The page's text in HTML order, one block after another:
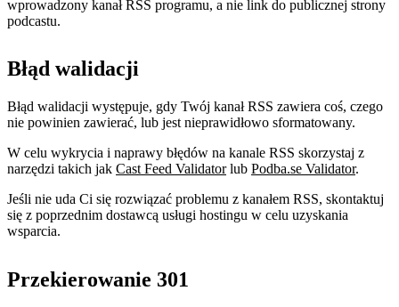
wprowadzony kanał RSS programu, a nie link do publicznej strony
podcastu.
Błąd walidacji
Błąd walidacji występuje, gdy Twój kanał RSS zawiera coś, czego
nie powinien zawierać, lub jest nieprawidłowo sformatowany.
W celu wykrycia i naprawy błędów na kanale RSS skorzystaj z
narzędzi takich jak Cast Feed Validatorlub Podba.se Validator.
Jeśli nie uda Ci się rozwiązać problemu z kanałem RSS, skontaktuj
się z poprzednim dostawcą usługi hostingu w celu uzyskania
wsparcia.
Przekierowanie 301